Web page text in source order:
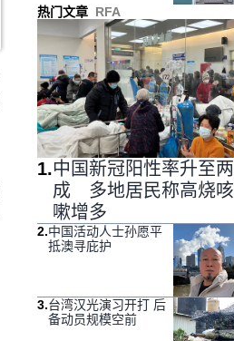
热门文章 RFA
1.中国新冠阳性率升至两
成 多地居民称高烧咳
嗽增多
2.中国活动人士孙愿平
抵澳寻庇护
3.台湾汉光演习开打 后
备动员规模空前